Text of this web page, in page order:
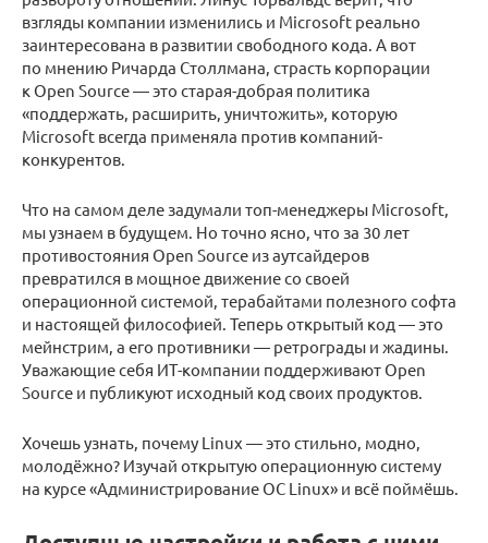
взгляды компании изменились и Microsoft реально
заинтересована в развитии свободного кода. А вот
по мнению Ричарда Столлмана, страсть корпорации
к Open Source — это старая-добрая политика
«поддержать, расширить, уничтожить», которую
Microsoft всегда применяла против компаний-
конкурентов.
Что на самом деле задумали топ-менеджеры Microsoft,
мы узнаем в будущем. Но точно ясно, что за 30 лет
противостояния Open Source из аутсайдеров
превратился в мощное движение со своей
операционной системой, терабайтами полезного софта
и настоящей философией. Теперь открытый код — это
мейнстрим, а его противники — ретрограды и жадины.
Уважающие себя ИТ-компании поддерживают Open
Source и публикуют исходный код своих продуктов.
Хочешь узнать, почему Linux — это стильно, модно,
молодёжно? Изучай открытую операционную систему
на курсе «Администрирование ОС Linux» и всё поймёшь.